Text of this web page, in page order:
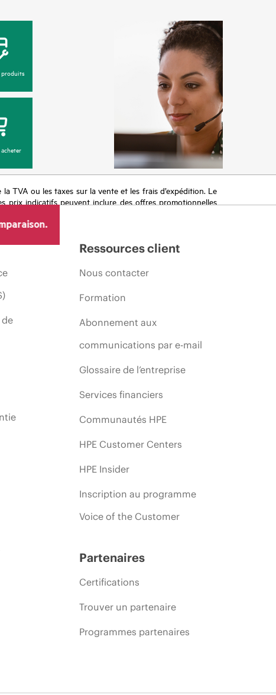
produits
TVA ou les taxes sur la vente et les frais d’expédition. Le
prix indicatifs peuvent inclure des offres promotionnelles
Ressources client
Nous contacter
Formation
Abonnement aux
communications par e-mail
Glossaire de l’entreprise
Services financiers
Communautés HPE
HPE Customer Centers
HPE Insider
Inscription au programme
Voice of the Customer
Partenaires
Certifications
Trouver un partenaire
Programmes partenaires